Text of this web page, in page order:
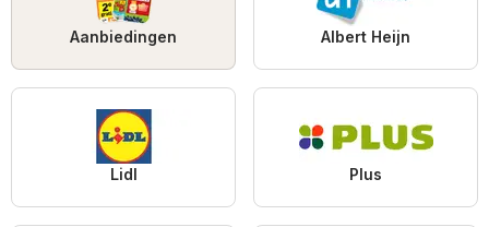
Aanbiedingen Albert Heijn
Lidl Plus